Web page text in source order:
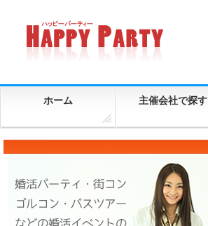
ホーム 主催会社で探す